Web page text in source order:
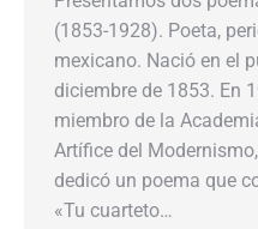
(1853-1928). Poeta,
mexicano. Nació en el
diciembre de 1853. En
miembro de la
Artífice del
dedicó un poema que
«Tu cuarteto…